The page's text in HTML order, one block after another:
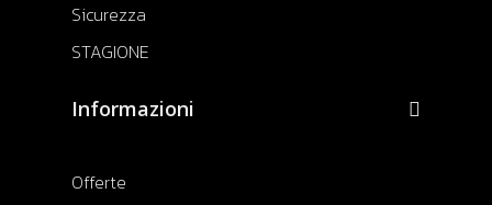
Sicurezza
STAGIONE
Informazioni
Offerte